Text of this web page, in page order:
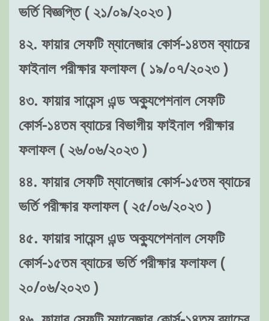
ভর্তি বিজ্ঞপ্তি ( ২১/০৯/২০২৩ )
৪২. ফায়ার সেফটি ম্যানেজার কোর্স-১৪তম ব্যাচের
ফাইনাল পরীক্ষার ফলাফল ( ১৯/০৭/২০২৩ )
৪৩. ফায়ার সায়েন্স এন্ড অক্যুপেশনাল সেফটি
কোর্স-১৪তম ব্যাচের বিভাগীয় ফাইনাল পরীক্ষার
ফলাফল ( ২৬/০৬/২০২৩ )
৪৪. ফায়ার সেফটি ম্যানেজার কোর্স-১৫তম ব্যাচের
ভর্তি পরীক্ষার ফলাফল ( ২৫/০৬/২০২৩ )
৪৫. ফায়ার সায়েন্স এন্ড অক্যুপেশনাল সেফটি
কোর্স-১৫তম ব্যাচের ভর্তি পরীক্ষার ফলাফল (
২০/০৬/২০২৩ )